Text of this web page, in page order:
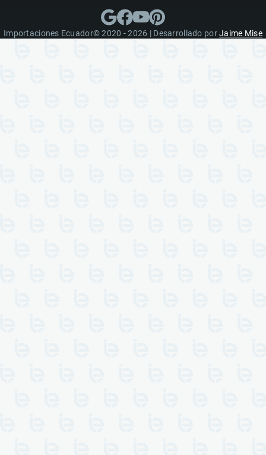
Importaciones Ecuador© 2020 - 2026 | Desarrollado porJaime Mise